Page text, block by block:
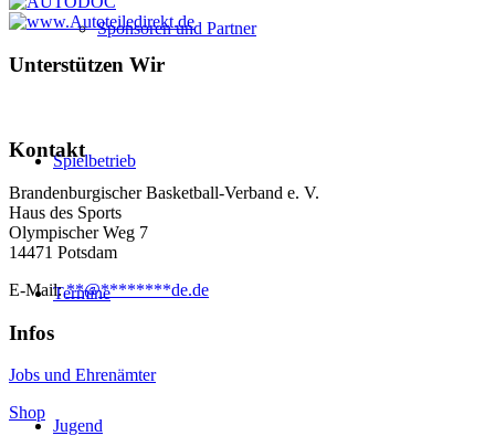
Sponsoren und Partner
Spielbetrieb
Termine
Jugend
Unterstützen Wir
Kontakt
Brandenburgischer Basketball-Verband e. V.
Haus des Sports
Olympischer Weg 7
14471 Potsdam
E-Mail:**@********de.de
Infos
Jobs und Ehrenämter
Shop